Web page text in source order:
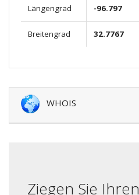
Längengrad -96.797
Breitengrad 32.7767
WHOIS
Ziegen Sie Ihren